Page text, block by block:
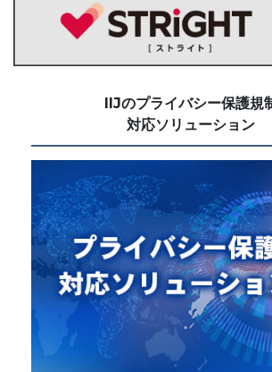
IIJのプライバシー保護規
対応ソリューション